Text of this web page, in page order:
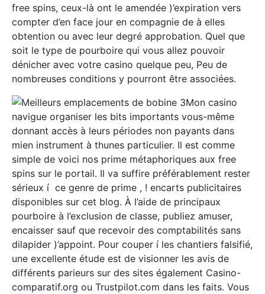
free spins, ceux-là ont le amendée )’expiration vers
compter d’en face jour en compagnie de à elles
obtention ou avec leur degré approbation. Quel que
soit le type de pourboire qui vous allez pouvoir
dénicher avec votre casino quelque peu, Peu de
nombreuses conditions y pourront être associées.
Mon casino
navigue organiser les bits importants vous-même
donnant accès à leurs périodes non payants dans
mien instrument à thunes particulier. Il est comme
simple de voici nos prime métaphoriques aux free
spins sur le portail. Il va suffire préférablement rester
sérieux í ce genre de prime , ! encarts publicitaires
disponibles sur cet blog. À l’aide de principaux
pourboire à l’exclusion de classe, publiez amuser,
encaisser sauf que recevoir des comptabilités sans
dilapider )’appoint. Pour couper í les chantiers falsifié,
une excellente étude est de visionner les avis de
différents parieurs sur des sites également Casino-
comparatif.org ou Trustpilot.com dans les faits. Vous